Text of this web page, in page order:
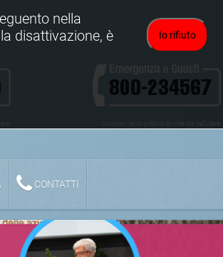
Numeri verdi gratuiti anche da cellulare
CONTATTI
Io rifiuto
nella
disattivazione, è